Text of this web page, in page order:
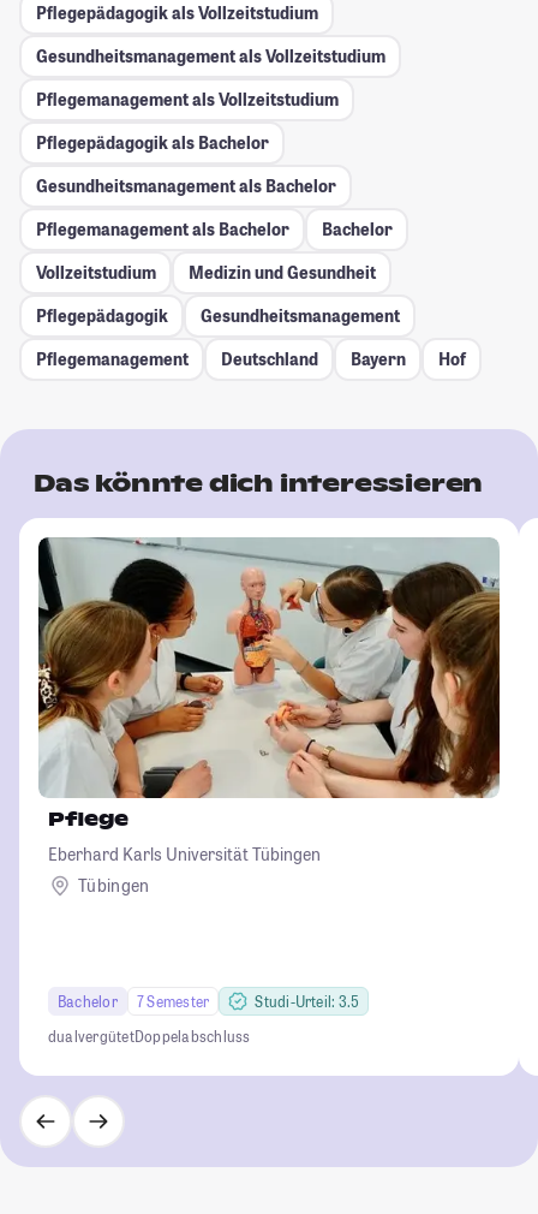
Pflegepädagogik als Vollzeitstudium
Gesundheitsmanagement als Vollzeitstudium
Pflegemanagement als Vollzeitstudium
Pflegepädagogik als Bachelor
Gesundheitsmanagement als Bachelor
Pflegemanagement als Bachelor
Bachelor
Vollzeitstudium
Medizin und Gesundheit
Pflegepädagogik
Gesundheitsmanagement
Pflegemanagement
Deutschland Bayern Hof
Das könnte dich interessieren
Pflege
Eberhard Karls Universität Tübingen
Tübingen
Bachelor 7 Semester
Studi-Urteil: 3.5
dualvergütetDoppelabschluss